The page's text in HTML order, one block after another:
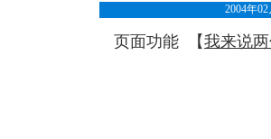
2004年
页面功能 【我来说